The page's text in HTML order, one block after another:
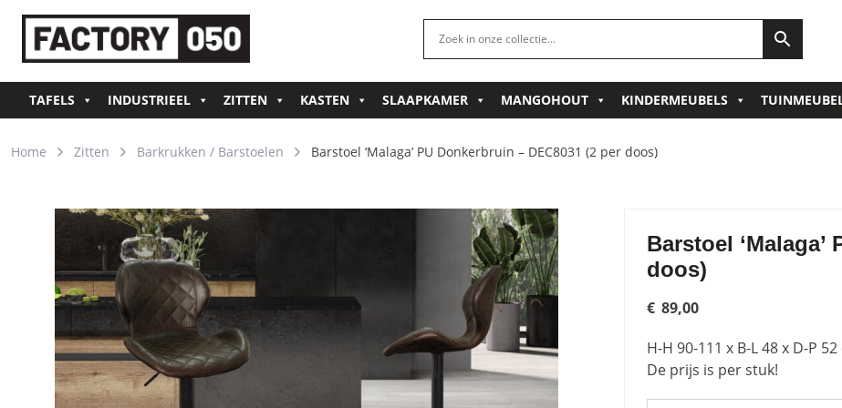
TAFELS INDUSTRIEEL ZITTEN KASTEN SLAAPKAMER MANGOHOUT KINDERMEUBELS
Home Zitten Barkrukken / Barstoelen Barstoel ‘Malaga’ PU Donkerbruin – DEC8031 (2 per doos)
Barstoel ‘Malaga’
doos)
€ 89,00
H-H 90-111 x B-L 48 x D-P 52
De prijs is per stuk!